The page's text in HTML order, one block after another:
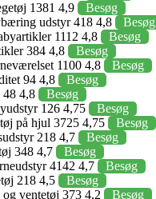
1381 4,9
Besøg
udstyr 418 4,8
Besøg
1112 4,8
Besøg
384 4,8
Besøg
1100 4,8
Besøg
94 4,8
Besøg
48 4,8
Besøg
126 4,75
Besøg
på hjul 3725 4,75
Besøg
218 4,7
Besøg
348 4,7
Besøg
4142 4,7
Besøg
218 4,5
Besøg
ventetøj 373 4,2
Besøg